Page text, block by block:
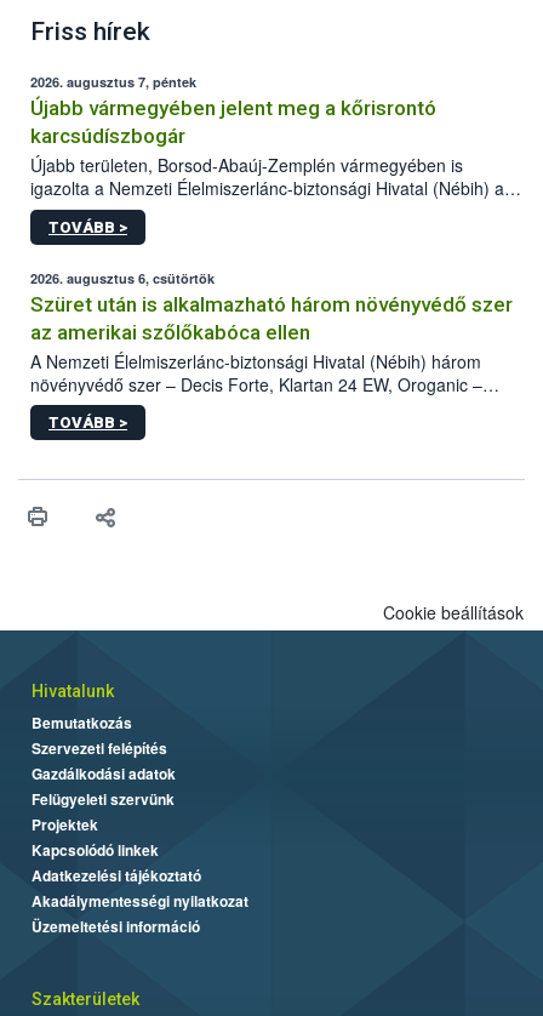
Friss hírek
2026. augusztus 7, péntek
Újabb vármegyében jelent meg a kőrisrontó
karcsúdíszbogár
Újabb területen, Borsod-Abaúj-Zemplén vármegyében is
igazolta a Nemzeti Élelmiszerlánc-biztonsági Hivatal (Nébih) a
kőrisrontó karcsúdíszbogár (Agrilus planipennis) jelenlétét. A
kártevőt nem csak színcsapdában találták meg, de már fertőzött
az intenzív felderítést, emellett az intézkedéseket a szlovák
hatósággal is összehangolják a terjedés megállítása érdekében.
TOVÁBB >
2026. augusztus 6, csütörtök
Szüret után is alkalmazható három növényvédő szer
az amerikai szőlőkabóca ellen
A Nemzeti Élelmiszerlánc-biztonsági Hivatal (Nébih) három
növényvédő szer – Decis Forte, Klartan 24 EW, Oroganic –
engedélyokiratát módosította, így azok a szüretet követően,
egészen a vesszőérettség (BBCH 91) stádiumáig
érésű szőlőkben is legyen lehetőség a károsító elleni további
felhasználók számára is elérhető és ökológiai termesztésben is
TOVÁBB >
Cookie beállítások
Hivatalunk
Bemutatkozás
Szervezeti felépítés
Gazdálkodási adatok
Felügyeleti szervünk
Projektek
Kapcsolódó linkek
Adatkezelési tájékoztató
Akadálymentességi nyilatkozat
Üzemeltetési információ
Szakterületek